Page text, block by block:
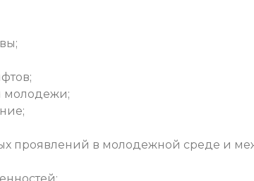
молодежи;
проявлений в молодежной среде и